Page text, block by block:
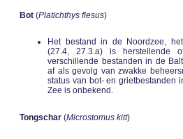
Bot (Platichthys flesus)
Het bestand in de Noordzee,
(27.4, 27.3.a) is herstellende
verschillende bestanden in de
af als gevolg van zwakke
status van bot- en grietbestanden
Zee is onbekend.
Tongschar (Microstomus kitt)